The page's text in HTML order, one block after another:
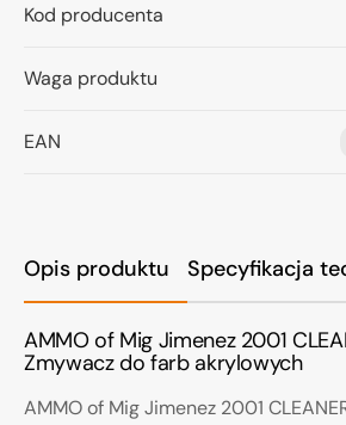
Opis produktu Specyfikacja
AMMO of Mig Jimenez 2001
Zmywacz do farb akrylowych
AMMO of Mig Jimenez 2001
Kod producenta
Waga produktu
EAN